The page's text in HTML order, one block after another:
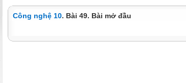
Công nghệ 10. Bài 49. Bài mở đầu